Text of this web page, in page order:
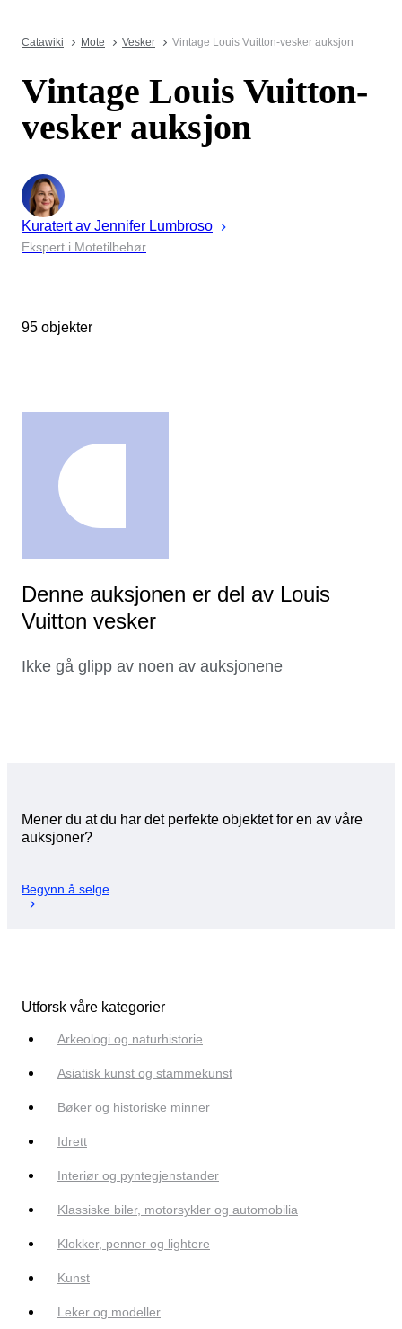
Catawiki Mote Vesker Vintage Louis Vuitton-vesker auksjon
Vintage Louis Vuitton-
vesker auksjon
Kuratert av Jennifer Lumbroso
Ekspert i Motetilbehør
95 objekter
Denne auksjonen er del av Louis
Vuitton vesker
Ikke gå glipp av noen av auksjonene
Mener du at du har det perfekte objektet for en av våre
auksjoner?
Begynn å selge
Utforsk våre kategorier
Arkeologi og naturhistorie
Asiatisk kunst og stammekunst
Bøker og historiske minner
Idrett
Interiør og pyntegjenstander
Klassiske biler, motorsykler og automobilia
Klokker, penner og lightere
Kunst
Leker og modeller